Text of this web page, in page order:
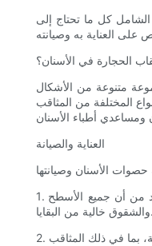
كل ما تحتاج إلى
الحجارة في الأسنان؟
متنوعة من الأشكال
المختلفة من المثاقب
العناية والصيانة
1. التنظيف: بعد كل استخدام، يجب تنظيف مثاقب حصى الأسنان جيدًا لإزالة أي حطام أو طبقة لويحية أو تراكم للمواد. يمكن القيام بذلك باستخدام فرشاة أو منظف بالموجات فوق الصوتية للتأكد من أن جميع الأسطح
والشقوق خالية من البقايا.